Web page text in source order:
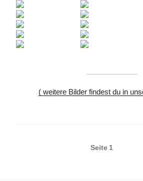
( weitere Bilder findest du in
Seitennummerierung
Seite 1